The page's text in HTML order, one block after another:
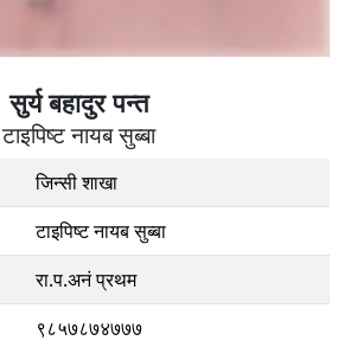
सुर्य बहादुर पन्त
टाइपिष्ट नायब सुब्बा
जिन्सी शाखा
टाइपिष्ट नायब सुब्बा
रा.प.अनं प्रथम
९८५७८७४७७७